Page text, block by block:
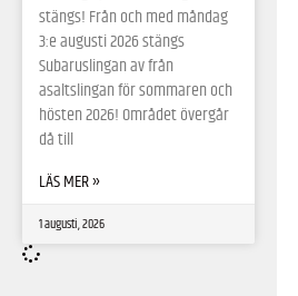
stängs! Från och med måndag
3:e augusti 2026 stängs
Subaruslingan av från
asaltslingan för sommaren och
hösten 2026! Området övergår
då till
LÄS MER »
1 augusti, 2026